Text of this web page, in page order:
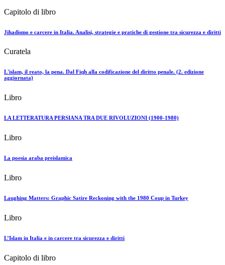
Capitolo di libro
Jihadismo e carcere in Italia. Analisi, strategie e pratiche di gestione tra sicurezza e diritti
Curatela
L'islam, il reato, la pena. Dal Fiqh alla codificazione del diritto penale. (2. edizione
aggiornata)
Libro
LA LETTERATURA PERSIANA TRA DUE RIVOLUZIONI (1900-1980)
Libro
La poesia araba preislamica
Libro
Laughing Matters: Graphic Satire Reckoning with the 1980 Coup in Turkey
Libro
L’Islam in Italia e in carcere tra sicurezza e diritti
Capitolo di libro